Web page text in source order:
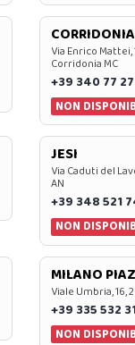
CORRIDONIA
Via Enrico Mattei,
Corridonia MC
+39 340 77
NON
JESI
Via Caduti del
AN
+39 348 521
NON
MILANO
Viale Umbria, 16,
+39 335 532
NON